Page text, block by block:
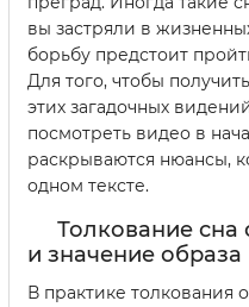
вы застряли в
борьбу предстоит
Для того, чтобы
этих загадочных
посмотреть видео в
раскрываются нюансы,
одном тексте.
Толкование сна
и значение образа
В практике толкования